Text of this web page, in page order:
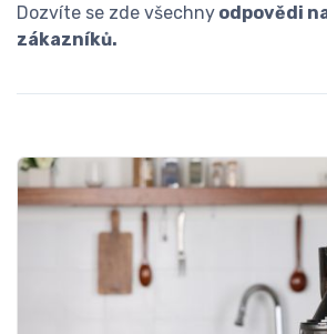
Dozvíte se zde všechny odpovědi
zákazníků.